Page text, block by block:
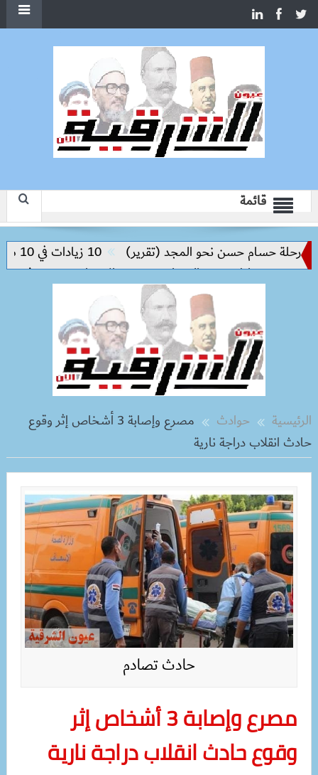
قائمة
حسام حسن نحو المجد (تقرير)
10 زيادات في 10 سنوات.. هل حان الوقت لرفع دعم البنزين نهائيا؟
من مخاطر مرض السعار
وزيرة الإسكان تسرّع توفيق أوضاع
الرئيسية حوادث
مصرع وإصابة 3 أشخاص إثر وقوع
حادث انقلاب دراجة نارية
حادث تصادم
مصرع وإصابة 3 أشخاص إثر
وقوع حادث انقلاب دراجة نارية